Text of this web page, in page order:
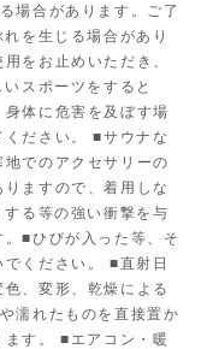
場合があります。ご了
を生じる場合があり
をお止めいただき、
スポーツをすると
体に危害を及ぼす場
ださい。 ■サウナな
でのアクセサリーの
ますので、着用しな
る等の強い衝撃を与
■ひびが入った等、そ
ください。 ■直射日
、変形、乾燥による
濡れたものを直接置か
す。 ■エアコン・暖